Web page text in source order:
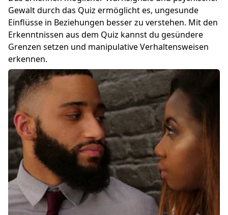
Gewalt durch das Quiz ermöglicht es, ungesunde
Einflüsse in Beziehungen besser zu verstehen. Mit den
Erkenntnissen aus dem Quiz kannst du gesündere
Grenzen setzen und manipulative Verhaltensweisen
erkennen.